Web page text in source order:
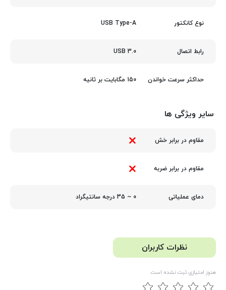
نوع کانکتور USB Type-A
رابط اتصال USB 3.0
حداکثر سرعت خواندن 150 مگابایت بر ثانیه
سایر ویژگی ها
مقاوم در برابر خش
مقاوم در برابر ضربه
دمای عملیاتی 0 ~ 35 درجه سانتیگراد
نظرات کاربران
هنوز امتیازی ثبت نشده است